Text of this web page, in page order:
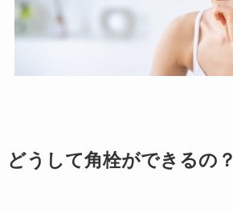
どうして角栓ができるの？